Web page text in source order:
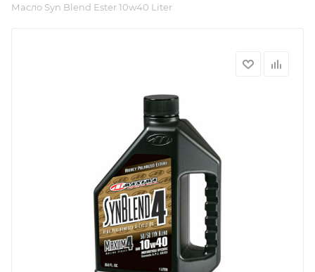
Масло Syn Blend Ester 10w40 Liter